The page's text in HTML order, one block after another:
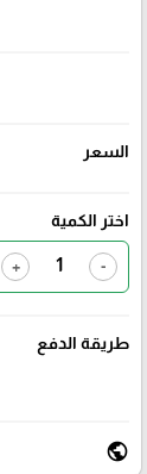
السعر
اختر الكمية
-
+
طريقة الدفع
public